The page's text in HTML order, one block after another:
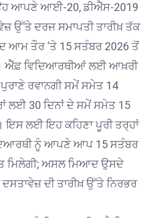
ਆਪਣੇ ਆਈ-20, ਡੀਐੱਸ-2019
ਉੱਤੇ ਦਰਜ ਸਮਾਪਤੀ ਤਾਰੀਖ਼ ਤੱਕ
ਆਮ ਤੌਰ ‘ਤੇ 15 ਸਤੰਬਰ 2026 ਤੋਂ
ਐੱਫ਼ ਵਿਦਿਆਰਥੀਆਂ ਲਈ ਆਖ਼ਰੀ
ਪੁਰਾਣੇ ਰਵਾਨਗੀ ਸਮੇਂ ਸਮੇਤ 14
ਲਈ 30 ਦਿਨਾਂ ਦੇ ਸਮੇਂ ਸਮੇਤ 15
ਇਸ ਲਈ ਇਹ ਕਹਿਣਾ ਪੂਰੀ ਤਰ੍ਹਾਂ
ਨੂੰ ਆਪਣੇ ਆਪ 15 ਸਤੰਬਰ
ਮਿਲੇਗੀ; ਅਸਲ ਮਿਆਦ ਉਸਦੇ
ਦੀ ਤਾਰੀਖ਼ ਉੱਤੇ ਨਿਰਭਰ